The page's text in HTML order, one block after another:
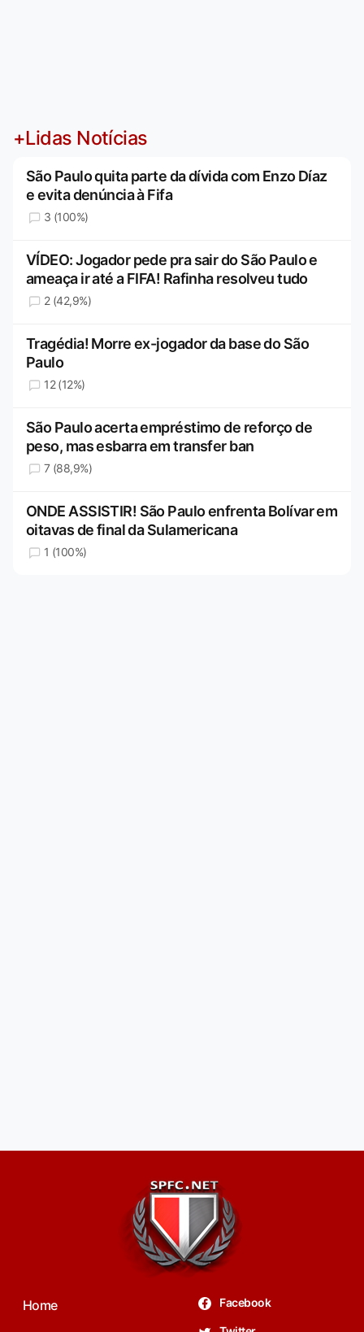
+Lidas Notícias
São Paulo quita parte da dívida com Enzo Díaz
e evita denúncia à Fifa
3 (100%)
VÍDEO: Jogador pede pra sair do São Paulo e
ameaça ir até a FIFA! Rafinha resolveu tudo
2 (42,9%)
Tragédia! Morre ex-jogador da base do São
Paulo
12 (12%)
São Paulo acerta empréstimo de reforço de
peso, mas esbarra em transfer ban
7 (88,9%)
ONDE ASSISTIR! São Paulo enfrenta Bolívar em
oitavas de final da Sulamericana
1 (100%)
Home Facebook